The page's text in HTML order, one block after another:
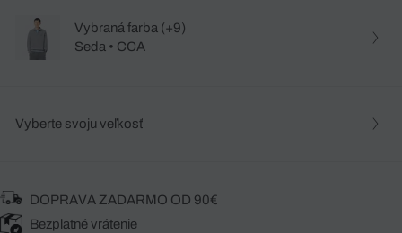
Vybraná farba (+9)
Seda • CCA
Vyberte svoju veľkosť
DOPRAVA ZADARMO OD 90€
Bezplatné vrátenie